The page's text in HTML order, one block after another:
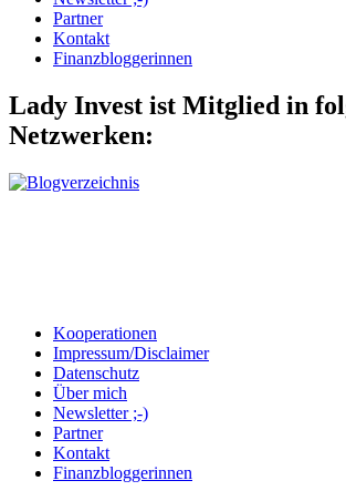
Partner
Kontakt
Finanzbloggerinnen
Lady Invest ist Mitglied in
Netzwerken:
Kooperationen
Impressum/Disclaimer
Datenschutz
Über mich
Newsletter ;-)
Partner
Kontakt
Finanzbloggerinnen